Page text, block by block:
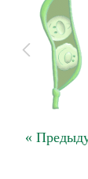
«